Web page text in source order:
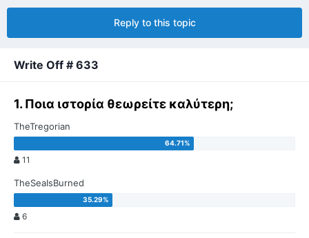
Reply to this topic
Write Off # 633
1. Ποια ιστορία θεωρείτε καλύτερη;
TheTregorian
11
TheSeaIsBurned
6